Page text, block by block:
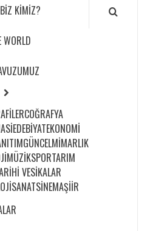
BIZ KIMIZ?
WORLD
COĞRAFYA
EDEBIYATEKONOMI
GÜNCELMIMARLIK
MÜZIKSPORTARIM
VESIKALAR
SANATSINEMAŞIIR